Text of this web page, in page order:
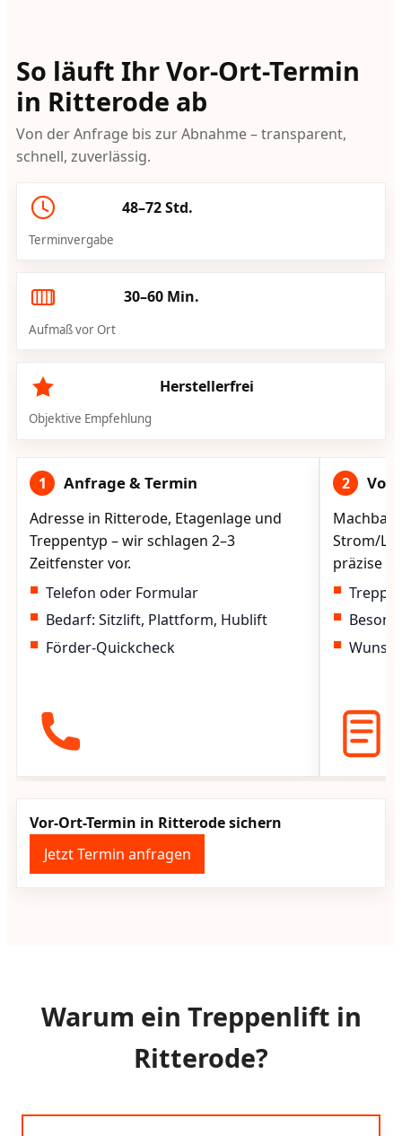
So läuft Ihr Vor-Ort-Termin
in Ritterode ab
Von der Anfrage bis zur Abnahme – transparent,
schnell, zuverlässig.
48–72 Std.
Terminvergabe
30–60 Min.
Aufmaß vor Ort
Herstellerfrei
Objektive Empfehlung
1 Anfrage & Termin
Adresse in Ritterode, Etagenlage und
Treppentyp – wir schlagen 2–3
Zeitfenster vor.
Telefon oder Formular
Bedarf: Sitzlift, Plattform, Hublift
Förder-Quickcheck
2
Strom/
präzise
Vor-Ort-Termin in Ritterode sichern
Jetzt Termin anfragen
Warum ein Treppenlift in
Ritterode?